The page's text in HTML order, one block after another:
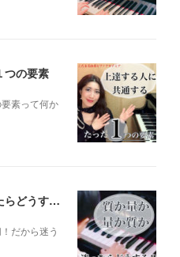
つの要素
素って何か
質か量か？量か質か？？迷ったらどうする？？？
だから迷う